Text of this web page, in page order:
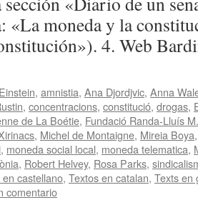
«La moneda y la
4. Web
, amnistia, Ana Djordjvic, Anna
, concentracions, constitució, drogas,
de La Boétie, Fundació Randa-Lluís
, Michel de Montaigne, Mireia Boya
, moneda social local, moneda telematica,
, Robert Helvey, Rosa Parks,
en castellano, Textos en catalan, Texts en
comentario